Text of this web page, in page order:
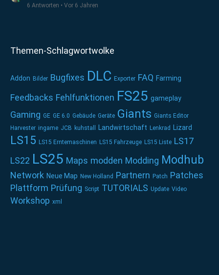
6 Antworten Vor 6 Jahren
Themen-Schlagwortwolke
Addon Bilder Bugfixes DLC Exporter FAQ Farming
Feedbacks Fehlfunktionen FS25 gameplay
Gaming GE GE 6.0 Gebäude Geräte Giants Giants Editor
Harvester ingame JCB kuhstall Landwirtschaft Lenkrad Lizard
LS15 LS15 Erntemaschinen LS15 Fahrzeuge LS15 Liste LS17
LS22 LS25 Maps modden Modding Modhub
Network Neue Map New Holland Partnern Patch Patches
Plattform Prüfung Script TUTORIALS Update Video
Workshop xml